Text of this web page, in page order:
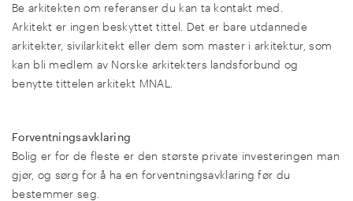
Be arkitekten om referanser du kan ta kontakt med.
Arkitekt er ingen beskyttet tittel. Det er bare utdannede
arkitekter, sivilarkitekt eller dem som master i arkitektur, som
kan bli medlem av Norske arkitekters landsforbund og
benytte tittelen arkitekt MNAL.
Forventningsavklaring
Bolig er for de fleste er den største private investeringen man
gjør, og sørg for å ha en forventningsavklaring før du
bestemmer seg.